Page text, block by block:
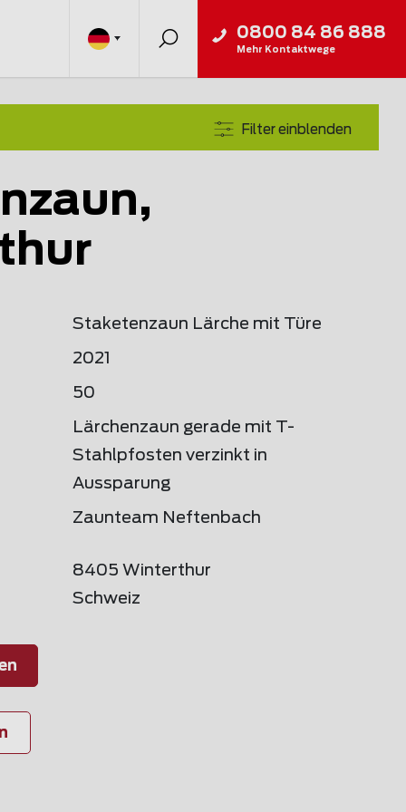
0800 84 86 888
Mehr Kontaktwege
Filter einblenden
Staketenzaun Lärche mit Türe
2021
50
Lärchenzaun gerade mit T-
Stahlpfosten verzinkt in
Aussparung
Zaunteam Neftenbach
8405 Winterthur
Schweiz